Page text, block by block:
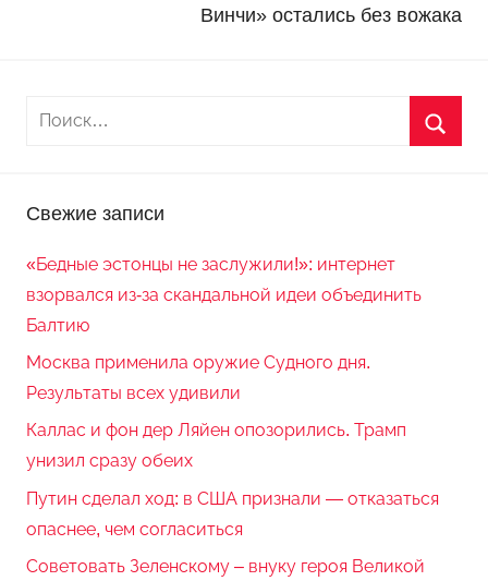
Винчи» остались без вожака
Свежие записи
«Бедные эстонцы не заслужили!»: интернет
взорвался из-за скандальной идеи объединить
Балтию
Москва применила оружие Судного дня.
Результаты всех удивили
Каллас и фон дер Ляйен опозорились. Трамп
унизил сразу обеих
Путин сделал ход: в США признали — отказаться
опаснее, чем согласиться
Советовать Зеленскому – внуку героя Великой